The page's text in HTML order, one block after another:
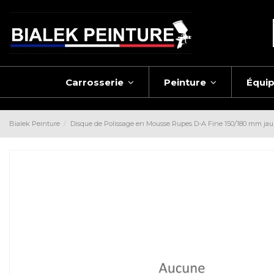
Carrosserie Peinture
Bialek Peinture Disque de Polissage en Mousse Rupes D-A Fine 150/180 mm